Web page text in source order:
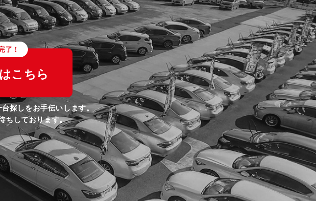
了！
こちら
探しをお手伝いします。
ちしております。